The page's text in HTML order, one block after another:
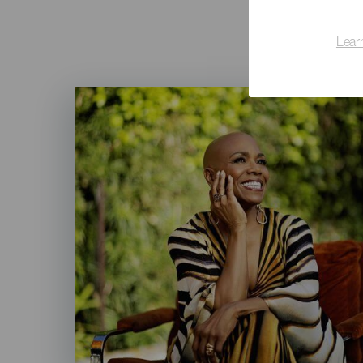
Imagen
Listado